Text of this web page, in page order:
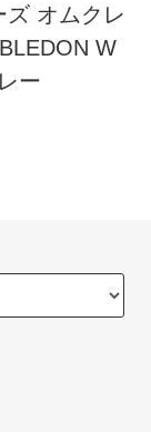
ズ オムクレ
W
ー